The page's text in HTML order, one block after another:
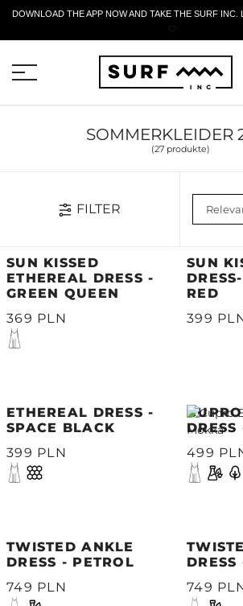
DOWNLOAD THE APP NOW AND TAKE THE SURF INC.
🤍
SOMMERKLEIDER
(27 produkte)
FILTER
SUN KISSED
ETHEREAL DRESS -
GREEN QUEEN
369 PLN
SUN
RED
399
ETHEREAL DRESS -
SPACE BLACK
399 PLN
499
TWISTED ANKLE
DRESS - PETROL
749 PLN
749
AKTIVES